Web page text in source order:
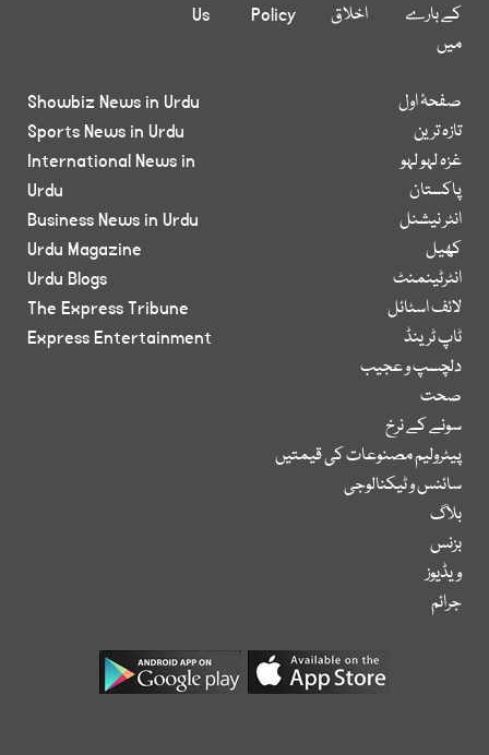
کے بارے
میں
اخلاق
Policy
Us
صفحۂ اول
تازہ ترین
غزہ لہو لہو
پاکستان
انٹر نیشنل
کھیل
انٹرٹینمنٹ
لائف اسٹائل
ٹاپ ٹرینڈ
دلچسپ و عجیب
صحت
سونے کے نرخ
پیٹرولیم مصنوعات کی قیمتیں
سائنس و ٹیکنالوجی
بلاگ
بزنس
ویڈیوز
جرائم
Showbiz News in Urdu
Sports News in Urdu
International News in
Urdu
Business News in Urdu
Urdu Magazine
Urdu Blogs
The Express Tribune
Express Entertainment